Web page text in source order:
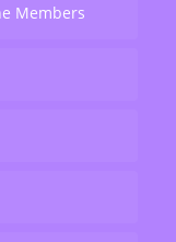
Members